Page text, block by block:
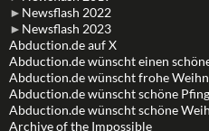
► Newsflash 2022
► Newsflash 2023
Abduction.de auf X
Abduction.de wünscht einen
Abduction.de wünscht frohe
Abduction.de wünscht schöne
Abduction.de wünscht schöne
Archive of the Impossible